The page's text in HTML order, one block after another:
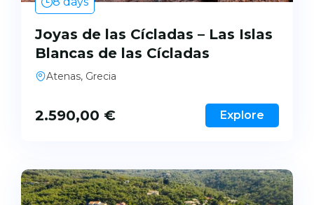
Joyas de las Cícladas – Las Islas
Blancas de las Cícladas
Atenas, Grecia
2.590,00 € Explore